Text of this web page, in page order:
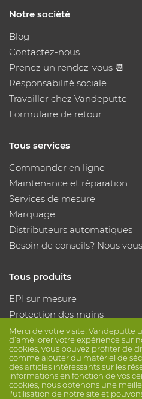
Merci de votre visite! Vandeputte
d’améliorer votre expérience sur
cookies, vous pouvez profiter de
comme ajouter du matériel de
des articles intéressants sur les
informations en fonction de vos
cookies, nous obtenons une
l'utilisation de notre site et
Notre société
Blog
Contactez-nous
Prenez un rendez-vous 📆
Responsabilité sociale
Travailler chez Vandeputte
Formulaire de retour
Tous services
Commander en ligne
Maintenance et réparation
Services de mesure
Marquage
Distributeurs automatiques
Besoin de conseils? Nous
Tous produits
EPI sur mesure
Protection des mains
Protection des pieds
Vêtements de protection
Suivez nous